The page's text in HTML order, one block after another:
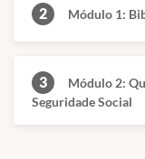
2 Módulo 1:
3
Módulo 2:
Seguridade Social